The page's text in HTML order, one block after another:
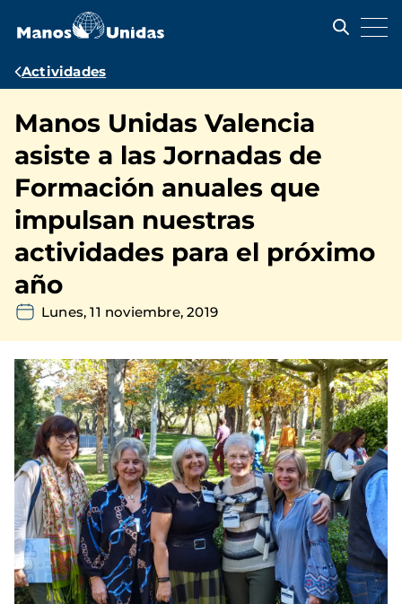
contenido
Ruta
navegación
Actividades
Manos Unidas Valencia
asiste a las Jornadas de
Formación anuales que
impulsan nuestras
actividades para el próximo
año
Lunes, 11 noviembre, 2019